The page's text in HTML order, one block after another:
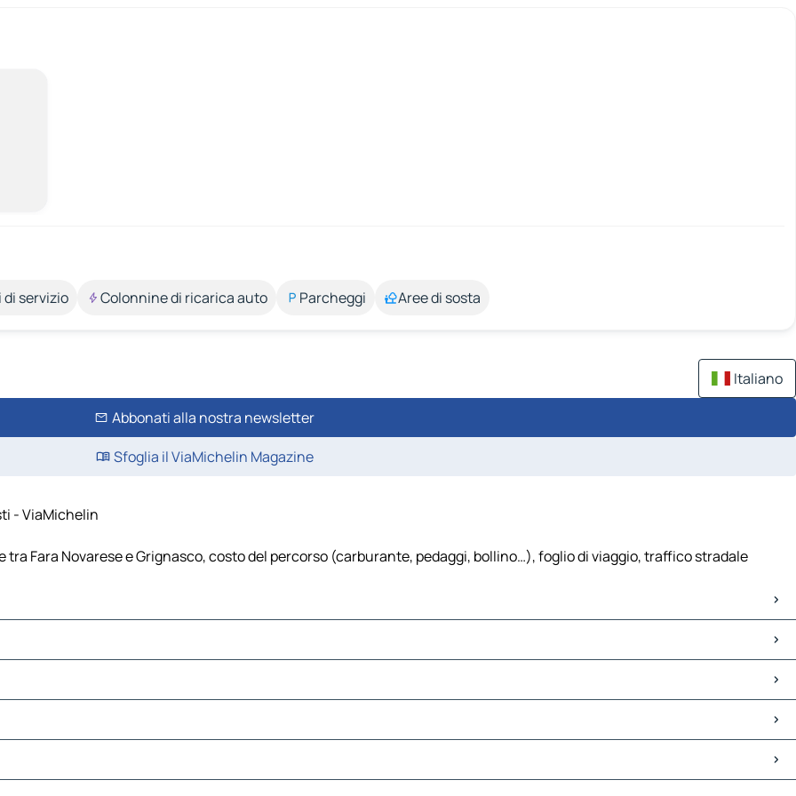
servizio Colonnine di ricarica auto Parcheggi Aree di sosta
Italiano
Abbonati alla nostra newsletter
Sfoglia il ViaMichelin Magazine
- ViaMichelin
Fara Novarese e Grignasco, costo del percorso (carburante, pedaggi, bollino…), foglio di viaggio, traffico stradale